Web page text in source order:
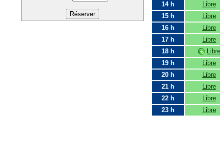
14 h
Libre
15 h
Libre
16 h
Libre
17 h
Libre
18 h
Libre
19 h
Libre
20 h
Libre
21 h
Libre
22 h
Libre
23 h
Libre